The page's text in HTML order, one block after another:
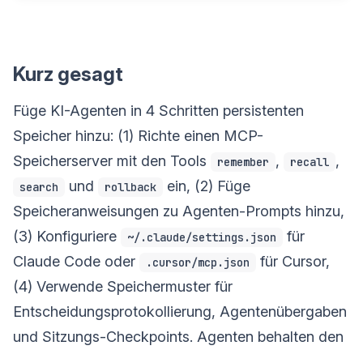
Kurz gesagt
Füge KI-Agenten in 4 Schritten persistenten
Speicher hinzu: (1) Richte einen MCP-
Speicherserver mit den Tools
remember , recall ,
search und rollback
ein, (2) Füge
Speicheranweisungen zu Agenten-Prompts hinzu,
(3) Konfiguriere
~/.claude/settings.json
für
Claude Code oder
.cursor/mcp.json
für Cursor,
(4) Verwende Speichermuster für
Entscheidungsprotokollierung, Agentenübergaben
und Sitzungs-Checkpoints. Agenten behalten den